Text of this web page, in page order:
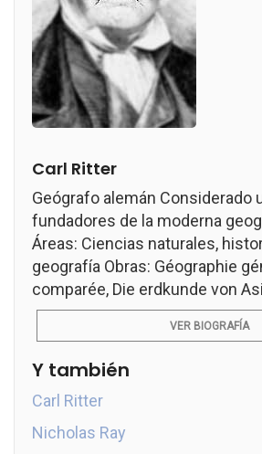
Carl Ritter
Geógrafo alemán Considerado
fundadores de la moderna
Áreas: Ciencias naturales,
geografía Obras: Géographie
comparée, Die erdkunde von
VER BIOGRAFÍA
Y también
Carl Ritter
Nicholas Ray